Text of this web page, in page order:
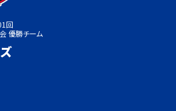
回
優勝チーム